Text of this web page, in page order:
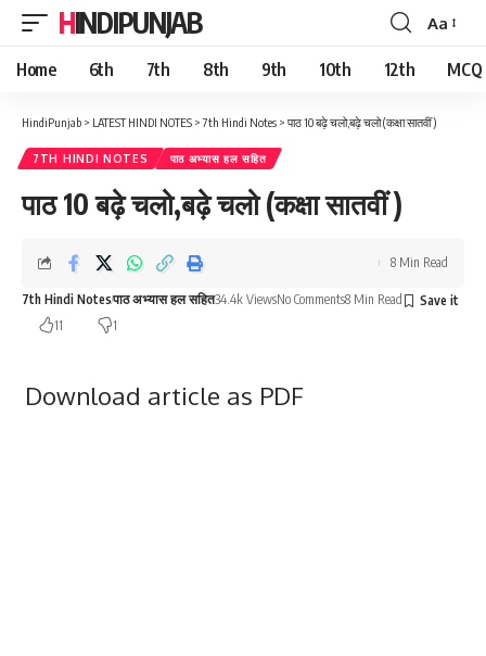
HINDIPUNJAB
Font
Resizer
Aa
Home 6th 7th 8th 9th 10th 12th MCQ
HindiPunjab > LATEST HINDI NOTES >7th Hindi Notes > पाठ 10 बढ़े चलो,बढ़े चलो (कक्षा सातवीं )
7TH HINDI NOTES पाठ अभ्यास हल सहित
पाठ 10 बढ़े चलो,बढ़े चलो (कक्षा सातवीं )
7th Hindi Notesपाठ अभ्यास हल सहित34.4k ViewsNo Comments8 Min Read
11
1
8 Min Read
Download article as PDF